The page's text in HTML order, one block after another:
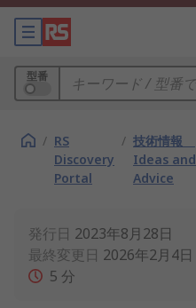
型番
/ RS
Discovery
Portal
/ 技術情報
Ideas and
Advice
発行日 2023年8月28日
最終変更日 2026年2月4日
5 分